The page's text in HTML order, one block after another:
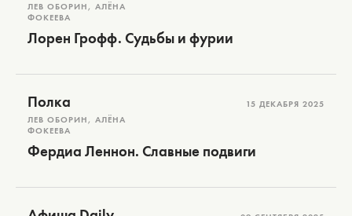
ЛЕВ ОБОРИН, АЛЁНА
ФОКЕЕВА
Лорен Грофф. Судьбы и фурии
Полка
ЛЕВ ОБОРИН, АЛЁНА
ФОКЕЕВА
15 ДЕКАБРЯ 2025
Фердиа Леннон. Славные подвиги